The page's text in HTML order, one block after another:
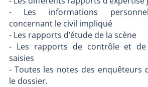
- Les informations
concernant le civil impliqué
- Les rapports d’étude de la scène
- Les rapports de contrôle et de
saisies
- Toutes les notes des enquêteurs
le dossier.